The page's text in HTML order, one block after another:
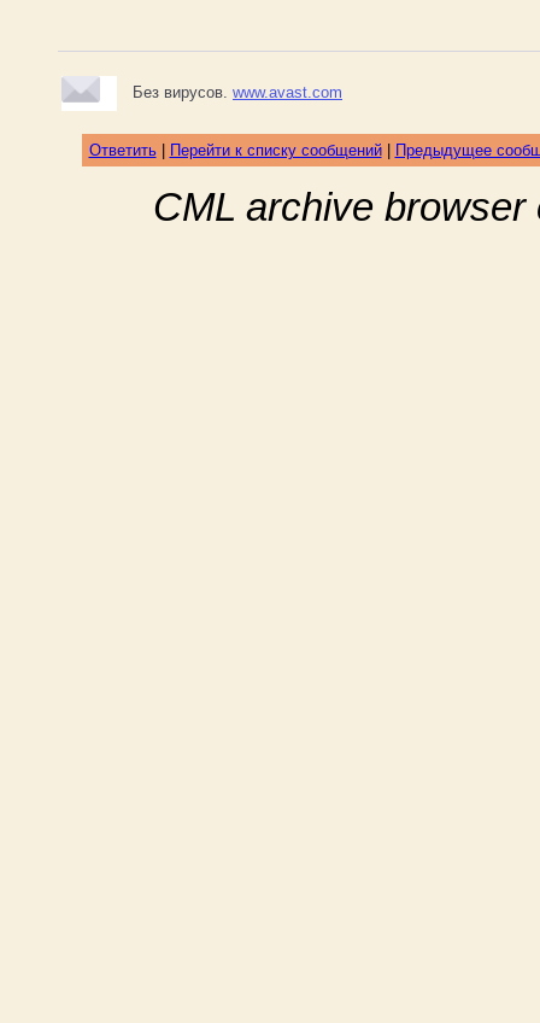
Без вирусов. www.avast.com
Ответить| Перейти к списку сообщений| Предыдущее
CML archive